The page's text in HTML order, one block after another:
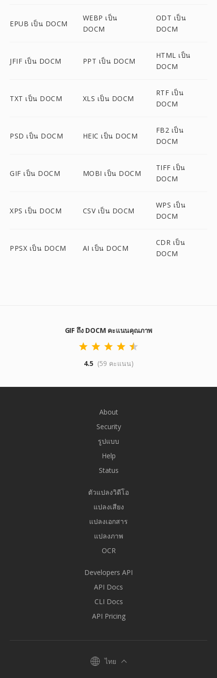
EPUB เป็น DOCM
WEBP เป็น
DOCM
ODT เป็น
DOCM
JFIF เป็น DOCM PPT เป็น DOCM
HTML เป็น
DOCM
TXT เป็น DOCM XLS เป็น DOCM
RTF เป็น
DOCM
PSD เป็น DOCM HEIC เป็น DOCM
FB2 เป็น
DOCM
GIF เป็น DOCM MOBI เป็น DOCM
TIFF เป็น
DOCM
XPS เป็น DOCM CSV เป็น DOCM
WPS เป็น
DOCM
PPSX เป็น DOCM AI เป็น DOCM
CDR เป็น
DOCM
GIF ถึง DOCM คะแนนคุณภาพ
4.5 (59 คะแนน)
About
Security
รูปแบบ
Help
Status
ตัวแปลงวิดีโอ
แปลงเสียง
แปลงเอกสาร
แปลงภาพ
OCR
Developers API
API Docs
CLI Docs
API Pricing
ไทย